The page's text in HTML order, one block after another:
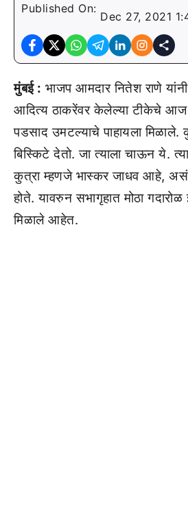
Published On:
Dec 27, 2021
मुंबई : भाजप आमदार नितेश राणे यांनी
आदित्य ठाकरेंवर केलेल्या टीकेचे आज
पडसाद उमटल्याचे पाहायला मिळाले.
बिस्किटे देतो. जा त्याला चाऊन ये.
कुत्रा म्हणजे भास्कर जाधव आहे, असं
होते. यावरुन सभागृहात मोठा गदारोळ
मिळाले आहेत.